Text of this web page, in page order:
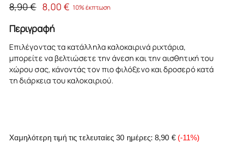
Κανονική
8,90 € 8,00 € 10% έκπτωση
Περιγραφή
Επιλέγοντας τα κατάλληλα καλοκαιρινά ριχτάρια,
μπορείτε να βελτιώσετε την άνεση και την αισθητική του
χώρου σας, κάνοντάς τον πιο φιλόξενο και δροσερό κατά
τη διάρκεια του καλοκαιριού.
Χαμηλότερη τιμή τις τελευταίες 30 ημέρες:8,90 € (-11%)